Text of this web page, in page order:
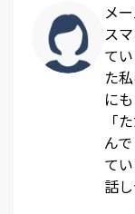
メ
ス
て
た
に
「
ん
て
話